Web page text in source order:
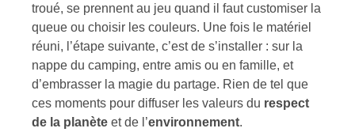
troué, se prennent au jeu quand il faut customiser la
queue ou choisir les couleurs. Une fois le matériel
réuni, l’étape suivante, c’est de s’installer : sur la
nappe du camping, entre amis ou en famille, et
d’embrasser la magie du partage. Rien de tel que
ces moments pour diffuser les valeurs du respect
de la planète et de l’environnement.